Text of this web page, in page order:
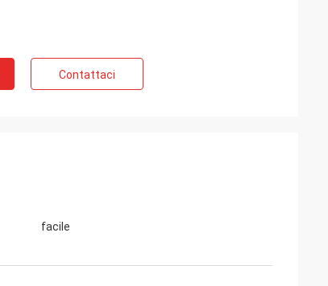
Contattaci
facile